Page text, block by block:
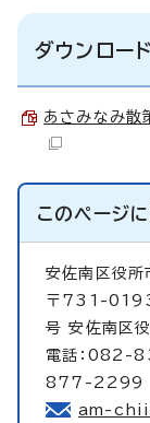
ダウンロード
あさみなみ散
このページ
安佐南区役
〒731-0193
号 安佐南区
電話：082-
877-2299
am-